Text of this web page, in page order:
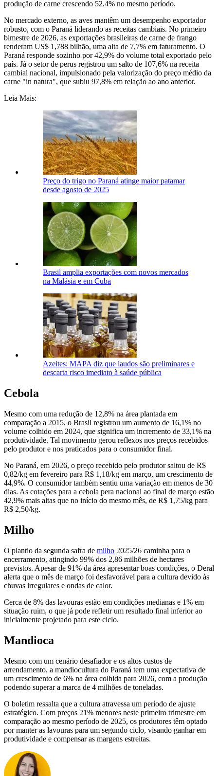
produção de carne crescendo 52,4% no mesmo período.
No mercado externo, as aves mantêm um desempenho exportador
robusto, com o Paraná liderando as receitas cambiais. No primeiro
bimestre de 2026, as exportações brasileiras de carne de frango
renderam US$ 1,788 bilhão, uma alta de 7,7% em faturamento. O
Paraná responde sozinho por 42,9% do volume total exportado pelo
país. Já o setor de perus registrou um salto de 107,6% na receita
cambial nacional, impulsionado pela valorização do preço médio da
carne "in natura", que subiu 97,8% em relação ao ano anterior.
Leia Mais:
Preço do trigo no Paraná atinge maior patamar
desde agosto de 2025
Brasil amplia exportações com novos mercados
na Malásia e em Cuba
Azeites: MAPA diz que laudos são preliminares e
descarta risco imediato à saúde pública
Cebola
Mesmo com uma redução de 12,8% na área plantada em
comparação a 2015, o Brasil registrou um aumento de 16,1% no
volume colhido em 2024, que significa um incremento de 33,1% na
produtividade. Tal movimento gerou reflexos nos preços recebidos
pelo produtor e nos praticados para o consumidor final.
No Paraná, em 2026, o preço recebido pelo produtor saltou de R$
0,82/kg em fevereiro para R$ 1,18/kg em março, um crescimento de
44,9%. O consumidor também sentiu uma variação em menos de 30
dias. As cotações para a cebola pera nacional ao final de março estão
42,9% mais altas que no início do mesmo mês, de R$ 1,75/kg para
R$ 2,50/kg.
Milho
O plantio da segunda safra de milho 2025/26 caminha para o
encerramento, atingindo 99% dos 2,86 milhões de hectares
previstos. Apesar de 91% da área apresentar boas condições, o Deral
alerta que o mês de março foi desfavorável para a cultura devido às
chuvas irregulares e ondas de calor.
Cerca de 8% das lavouras estão em condições medianas e 1% em
situação ruim, o que já pode refletir um resultado final inferior ao
inicialmente projetado para este ciclo.
Mandioca
Mesmo com um cenário desafiador e os altos custos de
arrendamento, a mandiocultura do Paraná tem uma expectativa de
um crescimento de 6% na área colhida para 2026, com a produção
podendo superar a marca de 4 milhões de toneladas.
O boletim ressalta que a cultura atravessa um período de ajuste
estratégico. Com preços 21% menores neste primeiro trimestre em
comparação ao mesmo período de 2025, os produtores têm optado
por manter as lavouras para um segundo ciclo, visando ganhar em
produtividade e compensar as margens estreitas.